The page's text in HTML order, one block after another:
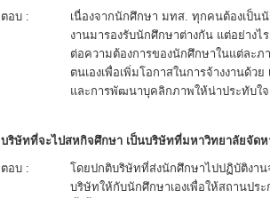
ตอบ :
เนื่องจากนักศึกษา มทส. ทุกคนต้องเป็น
งานมารองรับนักศึกษาต่างกัน แต่อย่าง
ต่อความต้องการของนักศึกษาในแต่ละ
ตนเองเพื่อเพิ่มโอกาสในการจ้างงาน
และการพัฒนาบุคลิกภาพให้น่าประทับใ
บริษัทที่จะไปสหกิจศึกษา เป็นบริษัทที่มหาวิทยาลัยจัดห
ตอบ :
โดยปกติบริษัทที่ส่งนักศึกษาไปปฏิบัติงา
บริษัทให้กับนักศึกษาเองเพื่อให้สถานปร